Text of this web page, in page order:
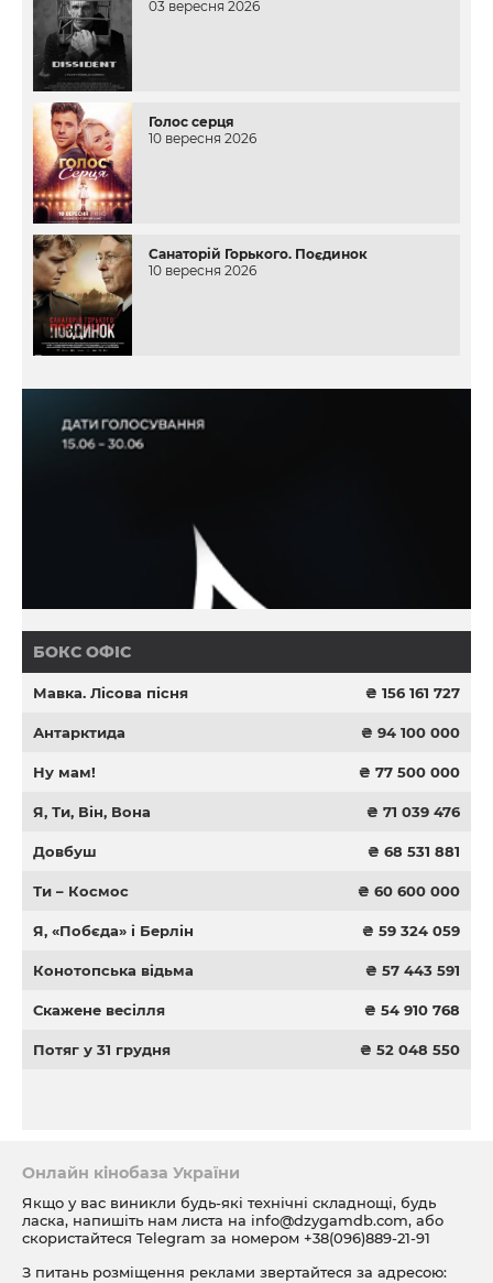
03 вересня 2026
Голос серця
10 вересня 2026
Санаторій Горького. Поєдинок
10 вересня 2026
БОКС ОФІС
Мавка. Лісова пісня ₴ 156 161 727
Антарктида ₴ 94 100 000
Ну мам! ₴ 77 500 000
Я, Ти, Він, Вона ₴ 71 039 476
Довбуш ₴ 68 531 881
Ти – Космос ₴ 60 600 000
Я, «Побєда» і Берлін ₴ 59 324 059
Конотопська відьма ₴ 57 443 591
Скажене весілля ₴ 54 910 768
Потяг у 31 грудня ₴ 52 048 550
Онлайн кінобаза України
Якщо у вас виникли будь-які технічні складнощі, будь
ласка, напишіть нам листа на info@dzygamdb.com, або
скористайтеся Telegram за номером +38(096)889-21-91
З питань розміщення реклами звертайтеся за адресою: